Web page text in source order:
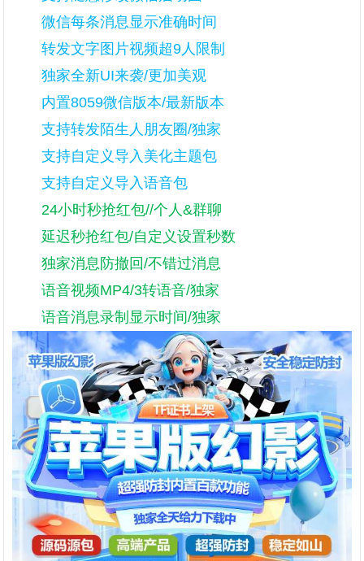
微信每条消息显示准确时间
转发文字图片视频超9人限制
独家全新UI来袭/更加美观
内置8059微信版本/最新版本
支持转发陌生人朋友圈/独家
支持自定义导入美化主题包
支持自定义导入语音包
24小时秒抢红包//个人&群聊
延迟秒抢红包/自定义设置秒数
独家消息防撤回/不错过消息
语音视频MP4/3转语音/独家
语音消息录制显示时间/独家